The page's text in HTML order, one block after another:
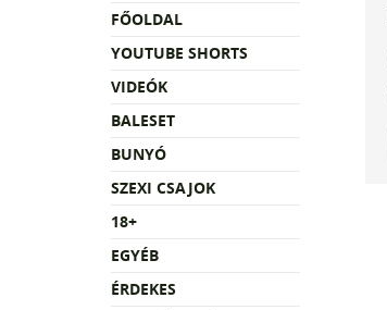
FŐOLDAL
YOUTUBE SHORTS
VIDEÓK
BALESET
BUNYÓ
SZEXI CSAJOK
18+
EGYÉB
ÉRDEKES